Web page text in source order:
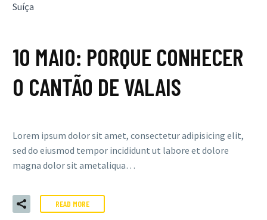
Suíça
10 MAIO: PORQUE CONHECER
O CANTÃO DE VALAIS
Lorem ipsum dolor sit amet, consectetur adipisicing elit,
sed do eiusmod tempor incididunt ut labore et dolore
magna dolor sit ametaliqua…
READ MORE